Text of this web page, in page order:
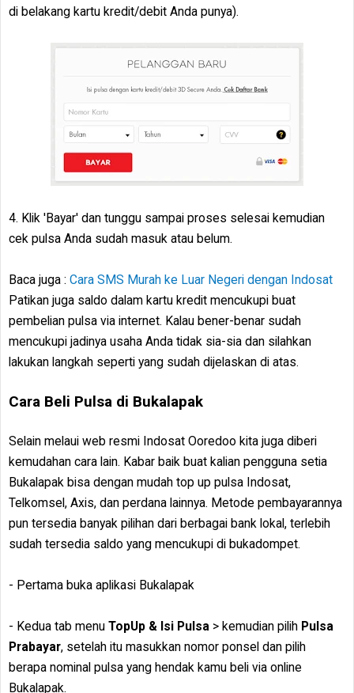
di belakang kartu kredit/debit Anda punya).
4. Klik 'Bayar' dan tunggu sampai proses selesai kemudian
cek pulsa Anda sudah masuk atau belum.
Baca juga : Cara SMS Murah ke Luar Negeri dengan Indosat
Patikan juga saldo dalam kartu kredit mencukupi buat
pembelian pulsa via internet. Kalau bener-benar sudah
mencukupi jadinya usaha Anda tidak sia-sia dan silahkan
lakukan langkah seperti yang sudah dijelaskan di atas.
Cara Beli Pulsa di Bukalapak
Selain melaui web resmi Indosat Ooredoo kita juga diberi
kemudahan cara lain. Kabar baik buat kalian pengguna setia
Bukalapak bisa dengan mudah top up pulsa Indosat,
Telkomsel, Axis, dan perdana lainnya. Metode pembayarannya
pun tersedia banyak pilihan dari berbagai bank lokal, terlebih
sudah tersedia saldo yang mencukupi di bukadompet.
- Pertama buka aplikasi Bukalapak
- Kedua tab menu TopUp & Isi Pulsa > kemudian pilih Pulsa
Prabayar, setelah itu masukkan nomor ponsel dan pilih
berapa nominal pulsa yang hendak kamu beli via online
Bukalapak.